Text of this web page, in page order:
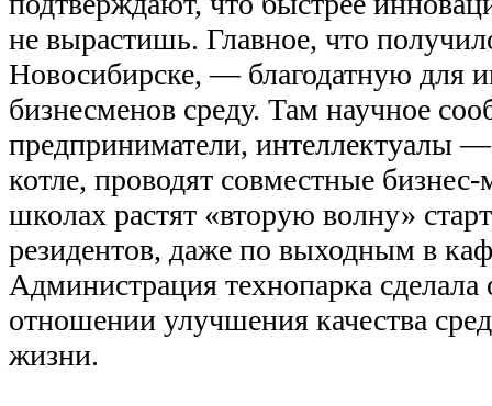
не вырастишь. Главное, что
Новосибирске, — благодатную для
бизнесменов среду. Там научное
предприниматели, интеллектуалы —
котле, проводят совместные
школах растят «вторую волну»
резидентов, даже по выходным в
Администрация технопарка сделала
отношении улучшения качества
жизни.